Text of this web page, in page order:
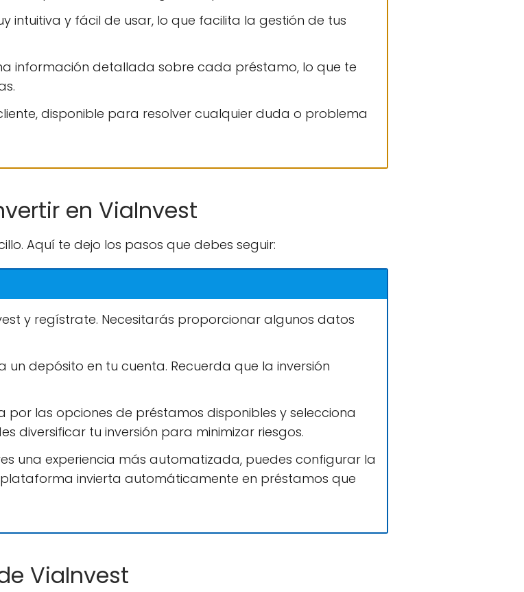
intuitiva y fácil de usar, lo que facilita la gestión de tus
información detallada sobre cada préstamo, lo que te
disponible para resolver cualquier duda o problema
en ViaInvest
Aquí te dejo los pasos que debes seguir:
y regístrate. Necesitarás proporcionar algunos datos
un depósito en tu cuenta. Recuerda que la inversión
por las opciones de préstamos disponibles y selecciona
diversificar tu inversión para minimizar riesgos.
una experiencia más automatizada, puedes configurar la
invierta automáticamente en préstamos que
ViaInvest